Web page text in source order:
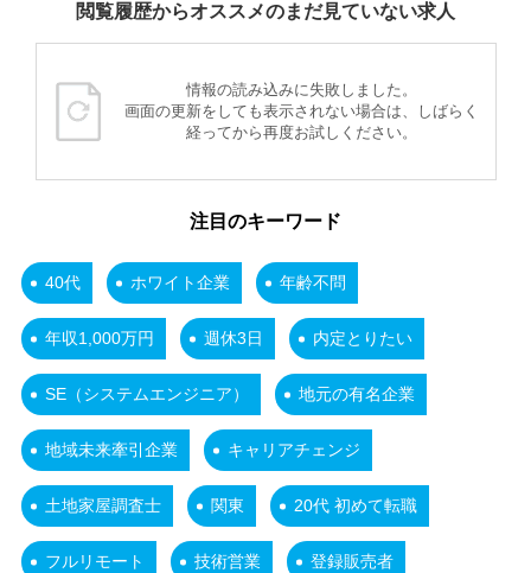
閲覧履歴からオススメのまだ見ていない求人
情報の読み込みに失敗しました。
画面の更新をしても表示されない場合は、しばらく
経ってから再度お試しください。
注目のキーワード
40代 ホワイト企業 年齢不問
年収1,000万円 週休3日 内定とりたい
SE（システムエンジニア） 地元の有名企業
地域未来牽引企業 キャリアチェンジ
土地家屋調査士 関東 20代 初めて転職
フルリモート 技術営業 登録販売者